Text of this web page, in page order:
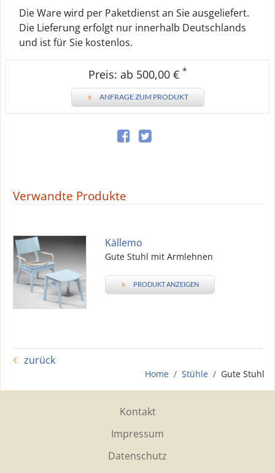
Die Ware wird per Paketdienst an Sie ausgeliefert.
Die Lieferung erfolgt nur innerhalb Deutschlands
und ist für Sie kostenlos.
Preis: ab 500,00 € *
» ANFRAGE ZUM PRODUKT
Verwandte Produkte
Källemo
Gute Stuhl mit Armlehnen
» PRODUKT ANZEIGEN
zurück
Home Stühle Gute Stuhl
Kontakt
Impressum
Datenschutz